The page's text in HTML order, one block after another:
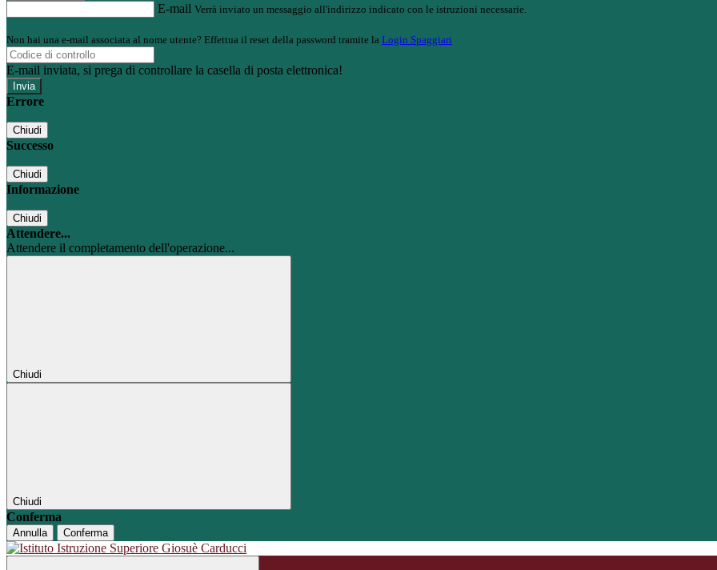
E-mail Verrà inviato un messaggio all'indirizzo indicato con le istruzioni necessarie.
Non hai una e-mail associata al nome utente? Effettua il reset della password tramite la Login Spaggiari
E-mail inviata, si prega di controllare la casella di posta elettronica!
Errore
Chiudi
Successo
Chiudi
Informazione
Chiudi
Attendere...
Attendere il completamento dell'operazione...
Chiudi
Chiudi
Conferma
Annulla Conferma